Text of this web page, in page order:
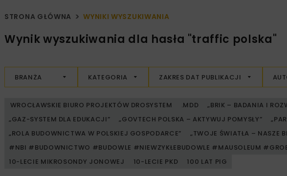
STRONA GŁÓWNA WYNIKI WYSZUKIWANIA
Wynik wyszukiwania dla hasła "traffic polska"
BRANŻA KATEGORIA ZAKRES DAT PUBLIKACJI
WROCŁAWSKIE BIURO PROJEKTÓW DROSYSTEM .MDD „BRIK – BADANIA I
„GAZ-SYSTEM DLA EDUKACJI”
„GOVTECH POLSKA – AKTYWUJ POMYSŁY”
„ROLA BUDOWNICTWA W POLSKIEJ GOSPODARCE”
„TWOJE ŚWIATŁA – NASZE
#NBI #BUDOWNICTWO #BUDOWLE #NIEWZYKŁEBUDOWLE #MAUSOLEUM
10-LECIE MIKROSONDY JONOWEJ
10-LECIE PKD 100 LAT PIG